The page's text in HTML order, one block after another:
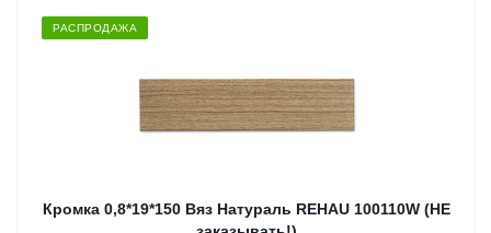
РАСПРОДАЖА
Кромка 0,8*19*150 Вяз Натураль REHAU 100110W (НЕ